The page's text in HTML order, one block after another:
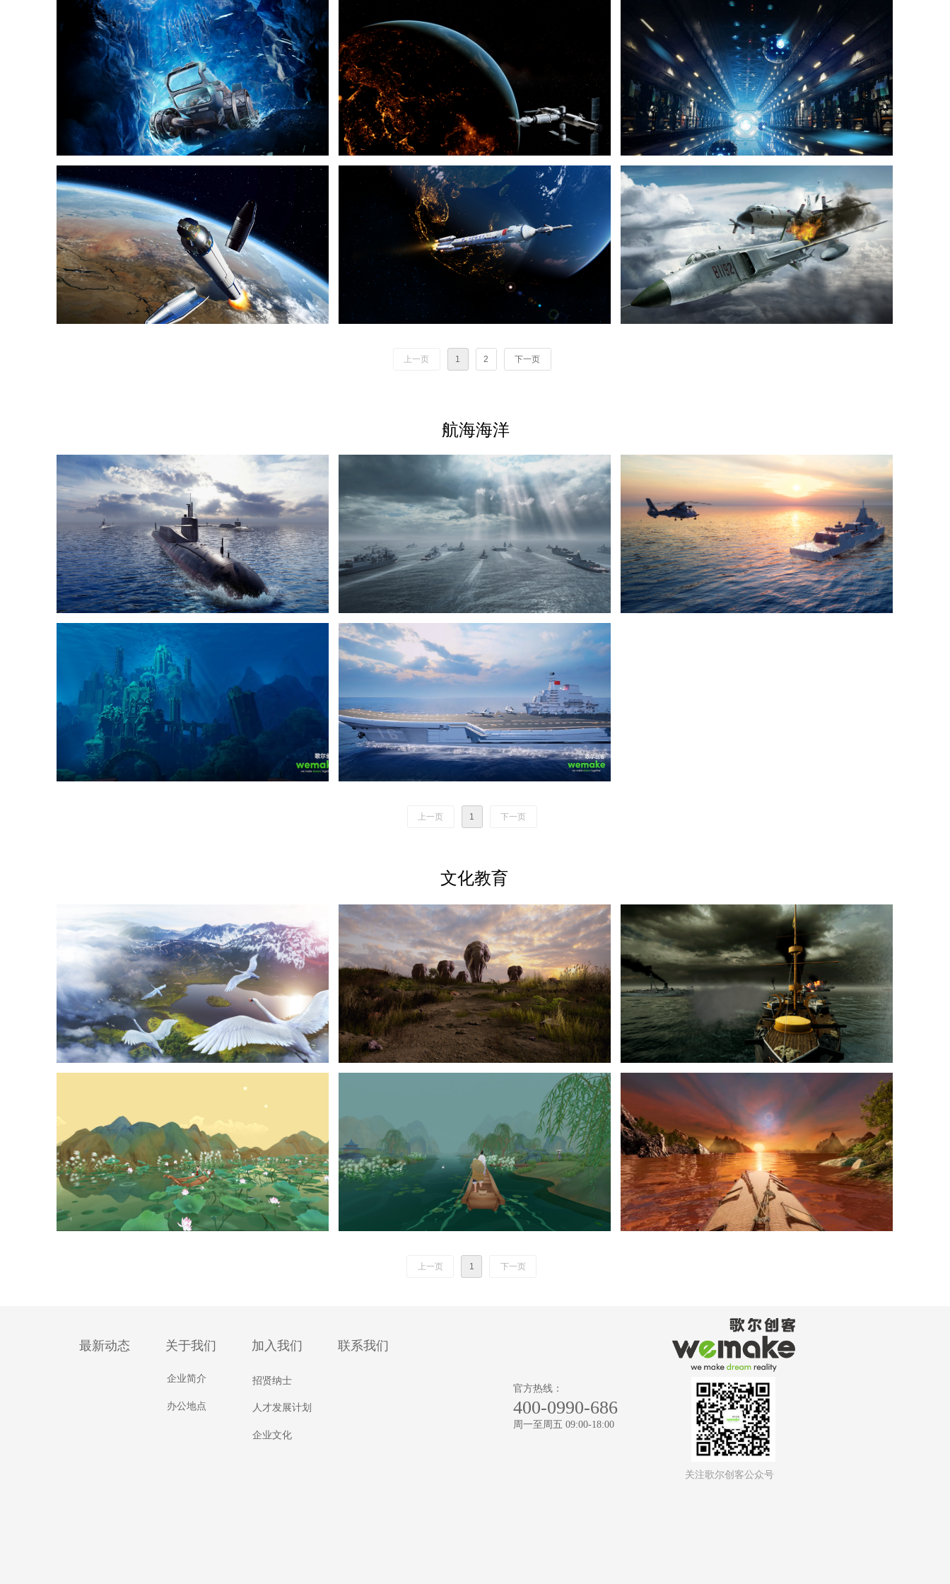
上一页 1 下一页
文化教育
上一页 1 下一页
航海海洋
上一页 1 2 下一页
最新动态 关于我们 加入我们 联系我们
企业简介
办公地点
招贤纳士
人才发展计划
企业文化
关注歌尔创客公众号
官方热线：
400-0990-686
周一至周五 09:00-18:00